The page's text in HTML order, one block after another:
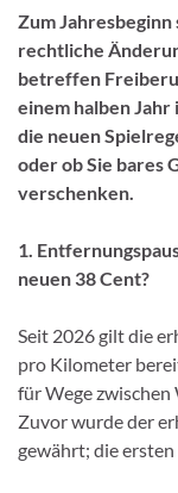
Zum
rechtliche
betreffen
einem halben
die neuen
oder ob Sie bares
verschenken.
1.
neuen 38 Cent?
Seit 2026 gilt die
pro Kilometer
für Wege
Zuvor wurde der
gewährt; die